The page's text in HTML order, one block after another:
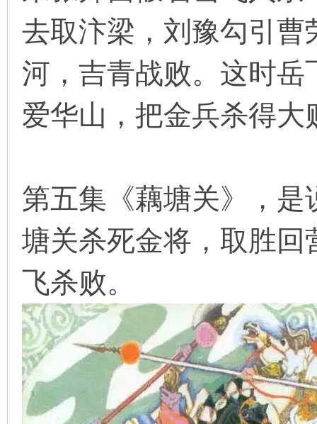
去取汴梁，刘豫勾引
河，吉青战败。这时
爱华山，把金兵杀得
第五集《藕塘关》，
塘关杀死金将，取胜
飞杀败。